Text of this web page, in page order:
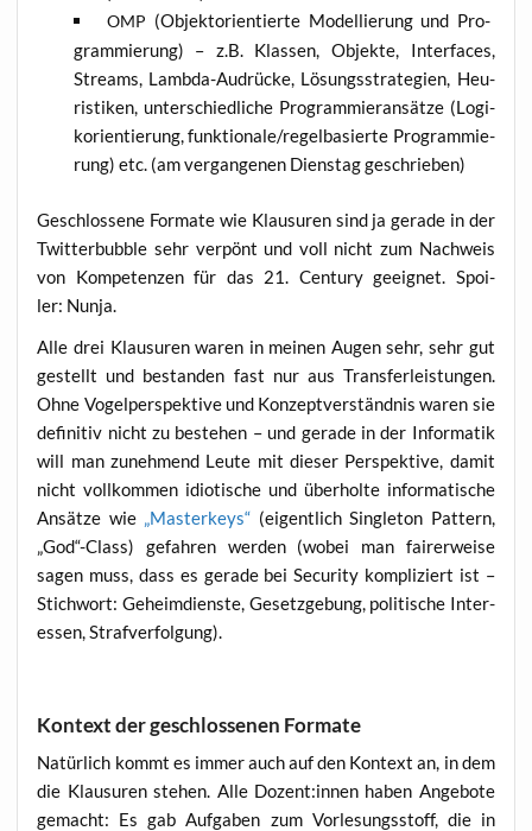
OMP (Objekt­ori­en­tier­te Model­lie­rung und Pro­
gram­mie­rung) – z.B. Klas­sen, Objek­te, Inter­faces,
Streams, Lamb­da-Audrü­cke, Lösungs­stra­te­gien, Heu­
ris­ti­ken, unter­schied­li­che Pro­gram­mier­an­sät­ze (Logi­
k­ori­en­tie­rung, funktionale/regelbasierte Pro­gram­mie­
rung) etc. (am ver­gan­ge­nen Diens­tag geschrieben)
Geschlos­se­ne For­ma­te wie Klau­su­ren sind ja gera­de in der
Twit­ter­bubble sehr ver­pönt und voll nicht zum Nach­weis
von Kom­pe­ten­zen für das 21. Cen­tu­ry geeig­net. Spoi­
ler: Nunja.
Alle drei Klau­su­ren waren in mei­nen Augen sehr, sehr gut
gestellt und bestan­den fast nur aus Trans­fer­leis­tun­gen.
Ohne Vogel­per­spek­ti­ve und Kon­zept­ver­ständ­nis waren sie
defi­ni­tiv nicht zu bestehen – und gera­de in der Infor­ma­tik
will man zuneh­mend Leu­te mit die­ser Per­spek­ti­ve, damit
nicht voll­kom­men idio­ti­sche und über­hol­te infor­ma­ti­sche
Ansät­ze wie „Mas­ter­keys“ (eigent­lich Sin­gle­ton Pat­tern,
„God“-Class) gefah­ren wer­den (wobei man fai­rer­wei­se
sagen muss, dass es gera­de bei Secu­ri­ty kom­pli­ziert ist –
Stich­wort: Geheim­diens­te, Gesetz­ge­bung, poli­ti­sche Inter­
es­sen, Strafverfolgung).
Kontext der geschlossenen Formate
Natür­lich kommt es immer auch auf den Kon­text an, in dem
die Klau­su­ren ste­hen. Alle Dozent:innen haben Ange­bo­te
gemacht: Es gab Auf­ga­ben zum Vor­le­sungs­stoff, die in